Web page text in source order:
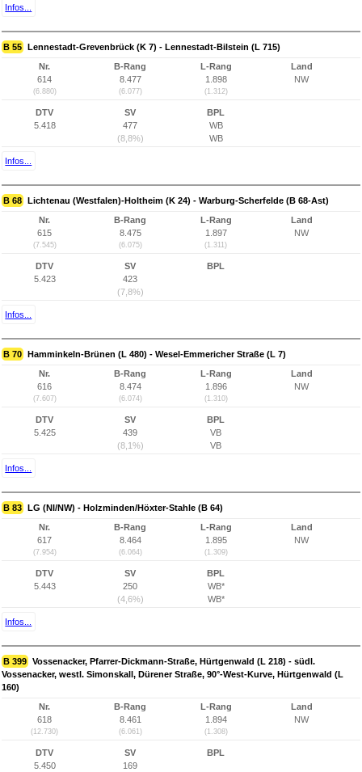
Infos...
B 55 Lennestadt-Grevenbrück (K 7) - Lennestadt-Bilstein (L 715)
Nr.
614
(6.880)
B-Rang
8.477
(6.077)
L-Rang
1.898
(1.312)
Land
NW
DTV
5.418
SV
477
(8,8%)
BPL
WB
WB
Infos...
B 68 Lichtenau (Westfalen)-Holtheim (K 24) - Warburg-Scherfelde (B 68-Ast)
Nr.
615
(7.545)
B-Rang
8.475
(6.075)
L-Rang
1.897
(1.311)
Land
NW
DTV
5.423
SV
423
(7,8%)
BPL
Infos...
B 70 Hamminkeln-Brünen (L 480) - Wesel-Emmericher Straße (L 7)
Nr.
616
(7.607)
B-Rang
8.474
(6.074)
L-Rang
1.896
(1.310)
Land
NW
DTV
5.425
SV
439
(8,1%)
BPL
VB
VB
Infos...
B 83 LG (NI/NW) - Holzminden/Höxter-Stahle (B 64)
Nr.
617
(7.954)
B-Rang
8.464
(6.064)
L-Rang
1.895
(1.309)
Land
NW
DTV
5.443
SV
250
(4,6%)
BPL
WB*
WB*
Infos...
B 399 Vossenacker, Pfarrer-Dickmann-Straße, Hürtgenwald (L 218) - südl.
Vossenacker, westl. Simonskall, Dürener Straße, 90°-West-Kurve, Hürtgenwald (L
160)
Nr.
618
(12.730)
B-Rang
8.461
(6.061)
L-Rang
1.894
(1.308)
Land
NW
DTV
5.450
SV
169
BPL